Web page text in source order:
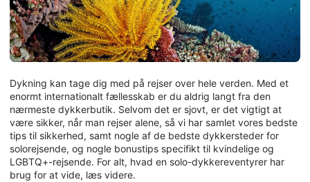
Dykning kan tage dig med på rejser over hele verden. Med et
enormt internationalt fællesskab er du aldrig langt fra den
nærmeste dykkerbutik. Selvom det er sjovt, er det vigtigt at
være sikker, når man rejser alene, så vi har samlet vores bedste
tips til sikkerhed, samt nogle af de bedste dykkersteder for
solorejsende, og nogle bonustips specifikt til kvindelige og
LGBTQ+-rejsende. For alt, hvad en solo-dykkereventyrer har
brug for at vide, læs videre.